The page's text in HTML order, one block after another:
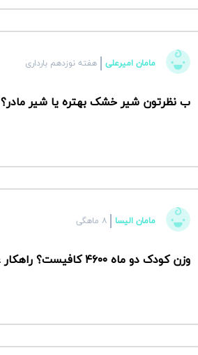
مامان امیرعلی هفته نوزدهم بارداری
ب نظرتون شیر خشک بهتره یا شیر مادر؟
مامان الیسا ۸ ماهگی
وزن کودک دو ماه ۴۶۰۰ کافیست؟ راهکار غلیظ شدن شیر مادر چیست؟